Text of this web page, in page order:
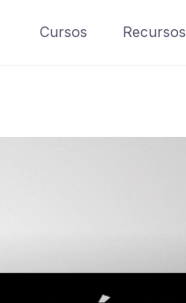
Cursos Recursos